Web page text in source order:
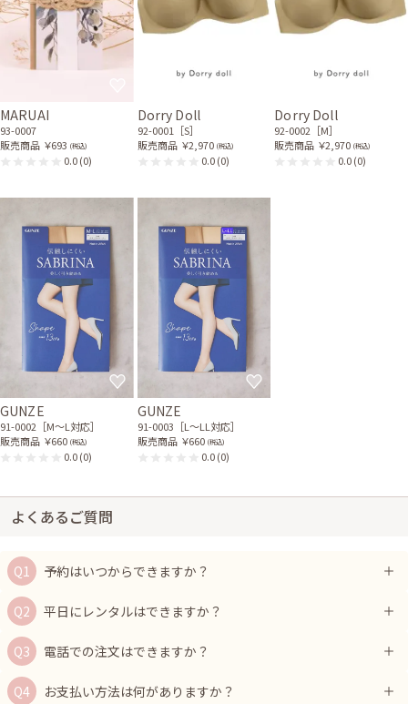
MARUAI
93-0007
販売商品 ￥693 (税込)
0.0(0)
Dorry Doll
92-0001［S］
販売商品 ￥2,970 (税込)
0.0(0)
Dorry Doll
92-0002［M］
販売商品 ￥2,970 (税込)
0.0(0)
GUNZE
91-0002［M〜L対応］
販売商品 ￥660 (税込)
0.0(0)
GUNZE
91-0003［L〜LL対応］
販売商品 ￥660 (税込)
0.0(0)
よくあるご質問
予約はいつからできますか？
平日にレンタルはできますか？
電話での注文はできますか？
お支払い方法は何がありますか？